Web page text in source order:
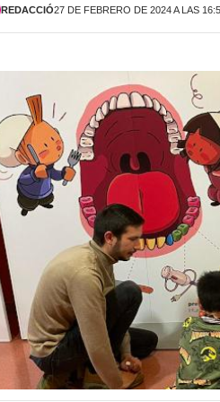
REDACCIÓ27 DE FEBRERO DE 2024 A LAS